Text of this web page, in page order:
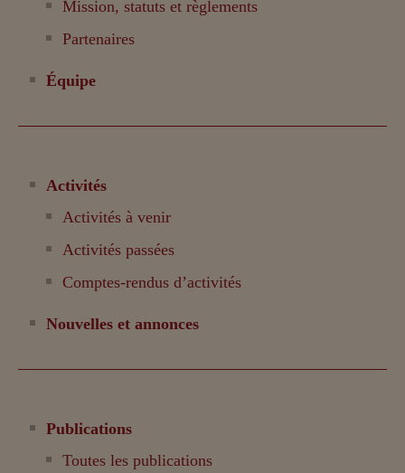
Mission, statuts et règlements
Partenaires
Équipe
Activités
Activités à venir
Activités passées
Comptes-rendus d’activités
Nouvelles et annonces
Publications
Toutes les publications